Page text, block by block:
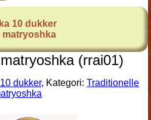
10 dukker
matryoshka
(rrai01)
dukker, Kategori: Traditionelle